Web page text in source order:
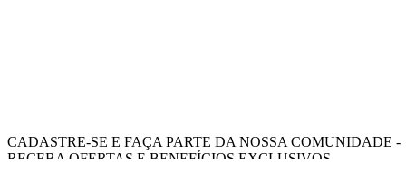
CADASTRE-SE E FAÇA PARTE DA NOSSA COMUNIDADE -
RECEBA OFERTAS E BENEFÍCIOS EXCLUSIVOS.